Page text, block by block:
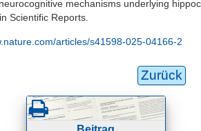
mechanisms underlying
Scientific Reports.
articles/s41598-025-04166-2
Zurück